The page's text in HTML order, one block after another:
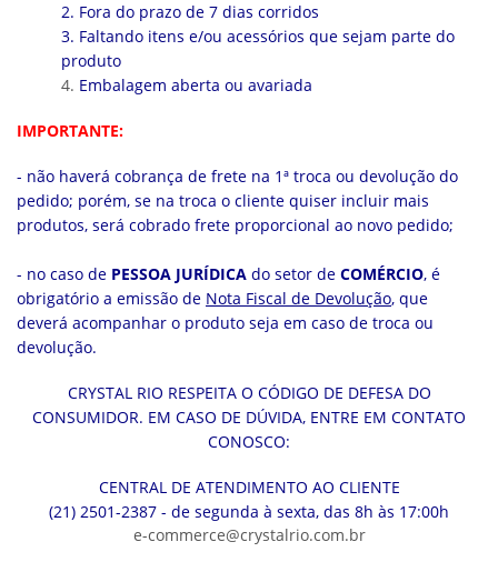
2. Fora do prazo de 7 dias corridos
3. Faltando itens e/ou acessórios que sejam parte do
produto
4. Embalagem aberta ou avariada
IMPORTANTE:
- não haverá cobrança de frete na 1ª troca ou devolução do
pedido; porém, se na troca o cliente quiser incluir mais
produtos, será cobrado frete proporcional ao novo pedido;
- no caso de PESSOA JURÍDICA do setor de COMÉRCIO, é
obrigatório a emissão de Nota Fiscal de Devolução, que
deverá acompanhar o produto seja em caso de troca ou
devolução.
CRYSTAL RIO RESPEITA O CÓDIGO DE DEFESA DO
CONSUMIDOR. EM CASO DE DÚVIDA, ENTRE EM CONTATO
CONOSCO:
CENTRAL DE ATENDIMENTO AO CLIENTE
(21) 2501-2387 - de segunda à sexta, das 8h às 17:00h
e-commerce@crystalrio.com.br